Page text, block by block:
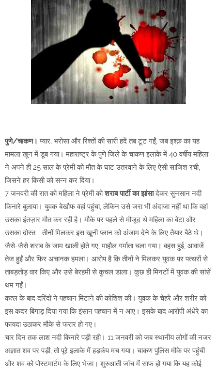
पुणे/चाकण।प्यार, भरोसा और रिश्तों की सारी हदें तब टूट गईं, जब इश्क़ का यह
मामला खून में डूब गया। महाराष्ट्र के पुणे जिले के चाकण इलाके में 40 वर्षीय महिला
ने अपने ही 25 साल के प्रेमी को मौत के घाट उतरवाने के लिए ऐसी साजिश रची,
जिसने हर किसी को सन्न कर दिया।
7 जनवरी की रात को महिला ने प्रेमी कोशराब पार्टी का झांसादेकर सुनसान नदी
किनारे बुलाया। युवक बेखौफ वहां पहुंचा, लेकिन उसे जरा भी अंदाजा नहीं था कि वहां
उसका इंतज़ार मौत कर रही है। मौके पर पहले से मौजूद थे महिला का बेटा और
उसका दोस्त—तीनों मिलकर इस खूनी प्लान को अंजाम देने के लिए तैयार बैठे थे।
जैसे-जैसे शराब के जाम खाली होते गए, माहौल गर्माता चला गया। बहस हुई, आवाजें
तेज हुईं और फिर अचानक हमला। आरोप है कि तीनों ने मिलकर युवक पर पत्थरों से
ताबड़तोड़ वार किए और उसे बेरहमी से कुचल डाला। कुछ ही मिनटों में युवक की सांसें
थम गईं।
कत्ल के बाद दरिंदों ने पहचान मिटाने की कोशिश की। युवक के चेहरे और शरीर को
इस कदर बिगाड़ दिया गया कि इंसान पहचान में न आए। इसके बाद आरोपी अंधेरे का
फायदा उठाकर मौके से फरार हो गए।
चार दिन तक लाश नदी किनारे पड़ी रही। 11 जनवरी को जब स्थानीय लोगों की नजर
अज्ञात शव पर पड़ी, तो पूरे इलाके में हड़कंप मच गया। चाकण पुलिस मौके पर पहुंची
और शव को पोस्टमार्टम के लिए भेजा। शुरुआती जांच में साफ हो गया कि यह कोई